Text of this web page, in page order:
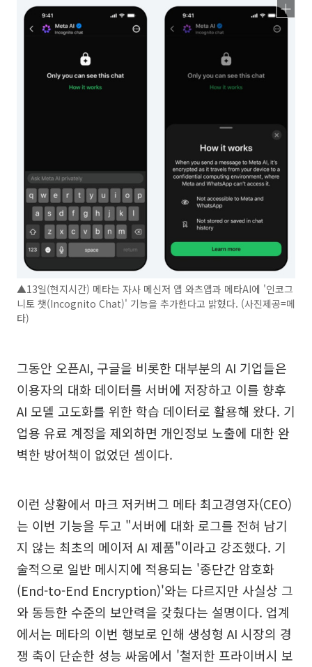
▲13일(현지시간) 메타는 자사 메신저 앱 와츠앱과 메타AI에 '인코그
니토 챗(Incognito Chat)' 기능을 추가한다고 밝혔다. (사진제공=메
타)
그동안 오픈AI, 구글을 비롯한 대부분의 AI 기업들은
이용자의 대화 데이터를 서버에 저장하고 이를 향후
AI 모델 고도화를 위한 학습 데이터로 활용해 왔다. 기
업용 유료 계정을 제외하면 개인정보 노출에 대한 완
벽한 방어책이 없었던 셈이다.
이런 상황에서 마크 저커버그 메타 최고경영자(CEO)
는 이번 기능을 두고 "서버에 대화 로그를 전혀 남기
지 않는 최초의 메이저 AI 제품"이라고 강조했다. 기
술적으로 일반 메시지에 적용되는 '종단간 암호화
(End-to-End Encryption)'와는 다르지만 사실상 그
와 동등한 수준의 보안력을 갖췄다는 설명이다. 업계
에서는 메타의 이번 행보로 인해 생성형 AI 시장의 경
쟁 축이 단순한 성능 싸움에서 '철저한 프라이버시 보